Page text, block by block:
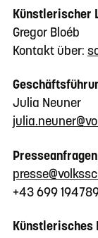
Künstlerischer
Gregor Bloéb
Kontakt über:
Julia Neuner
Presseanfragen
+43 699
Künstlerisches